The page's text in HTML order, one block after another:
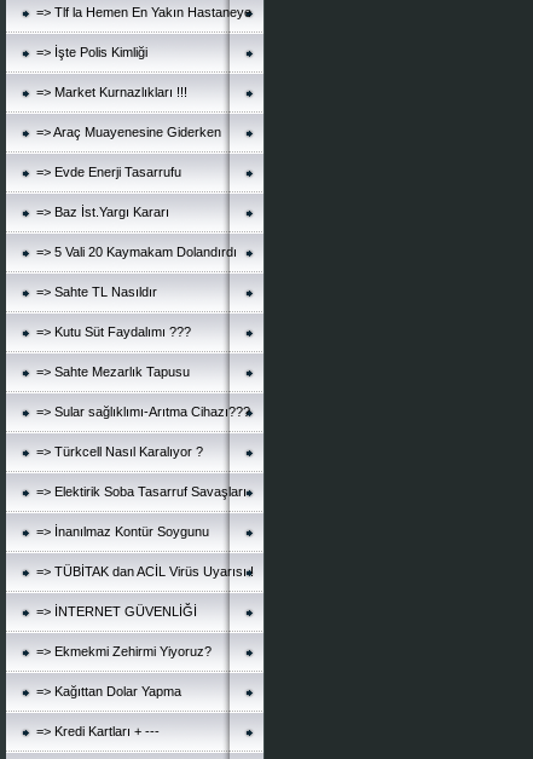
=> Tlf la Hemen En Yakın Hastaneye
=> İşte Polis Kimliği
=> Market Kurnazlıkları !!!
=> Araç Muayenesine Giderken
=> Evde Enerji Tasarrufu
=> Baz İst.Yargı Kararı
=> 5 Vali 20 Kaymakam Dolandırdı
=> Sahte TL Nasıldır
=> Kutu Süt Faydalımı ???
=> Sahte Mezarlık Tapusu
=> Sular sağlıklımı-Arıtma Cihazı???
=> Türkcell Nasıl Karalıyor ?
=> Elektirik Soba Tasarruf Savaşları
=> İnanılmaz Kontür Soygunu
=> TÜBİTAK dan ACİL Virüs Uyarısı !
=> İNTERNET GÜVENLİĞİ
=> Ekmekmi Zehirmi Yiyoruz?
=> Kağıttan Dolar Yapma
=> Kredi Kartları + ---